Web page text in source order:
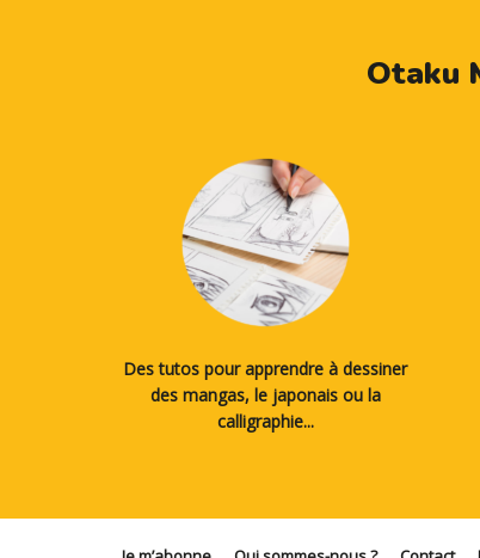
Otaku
Des tutos pour apprendre à dessiner
des mangas, le japonais ou la
calligraphie...